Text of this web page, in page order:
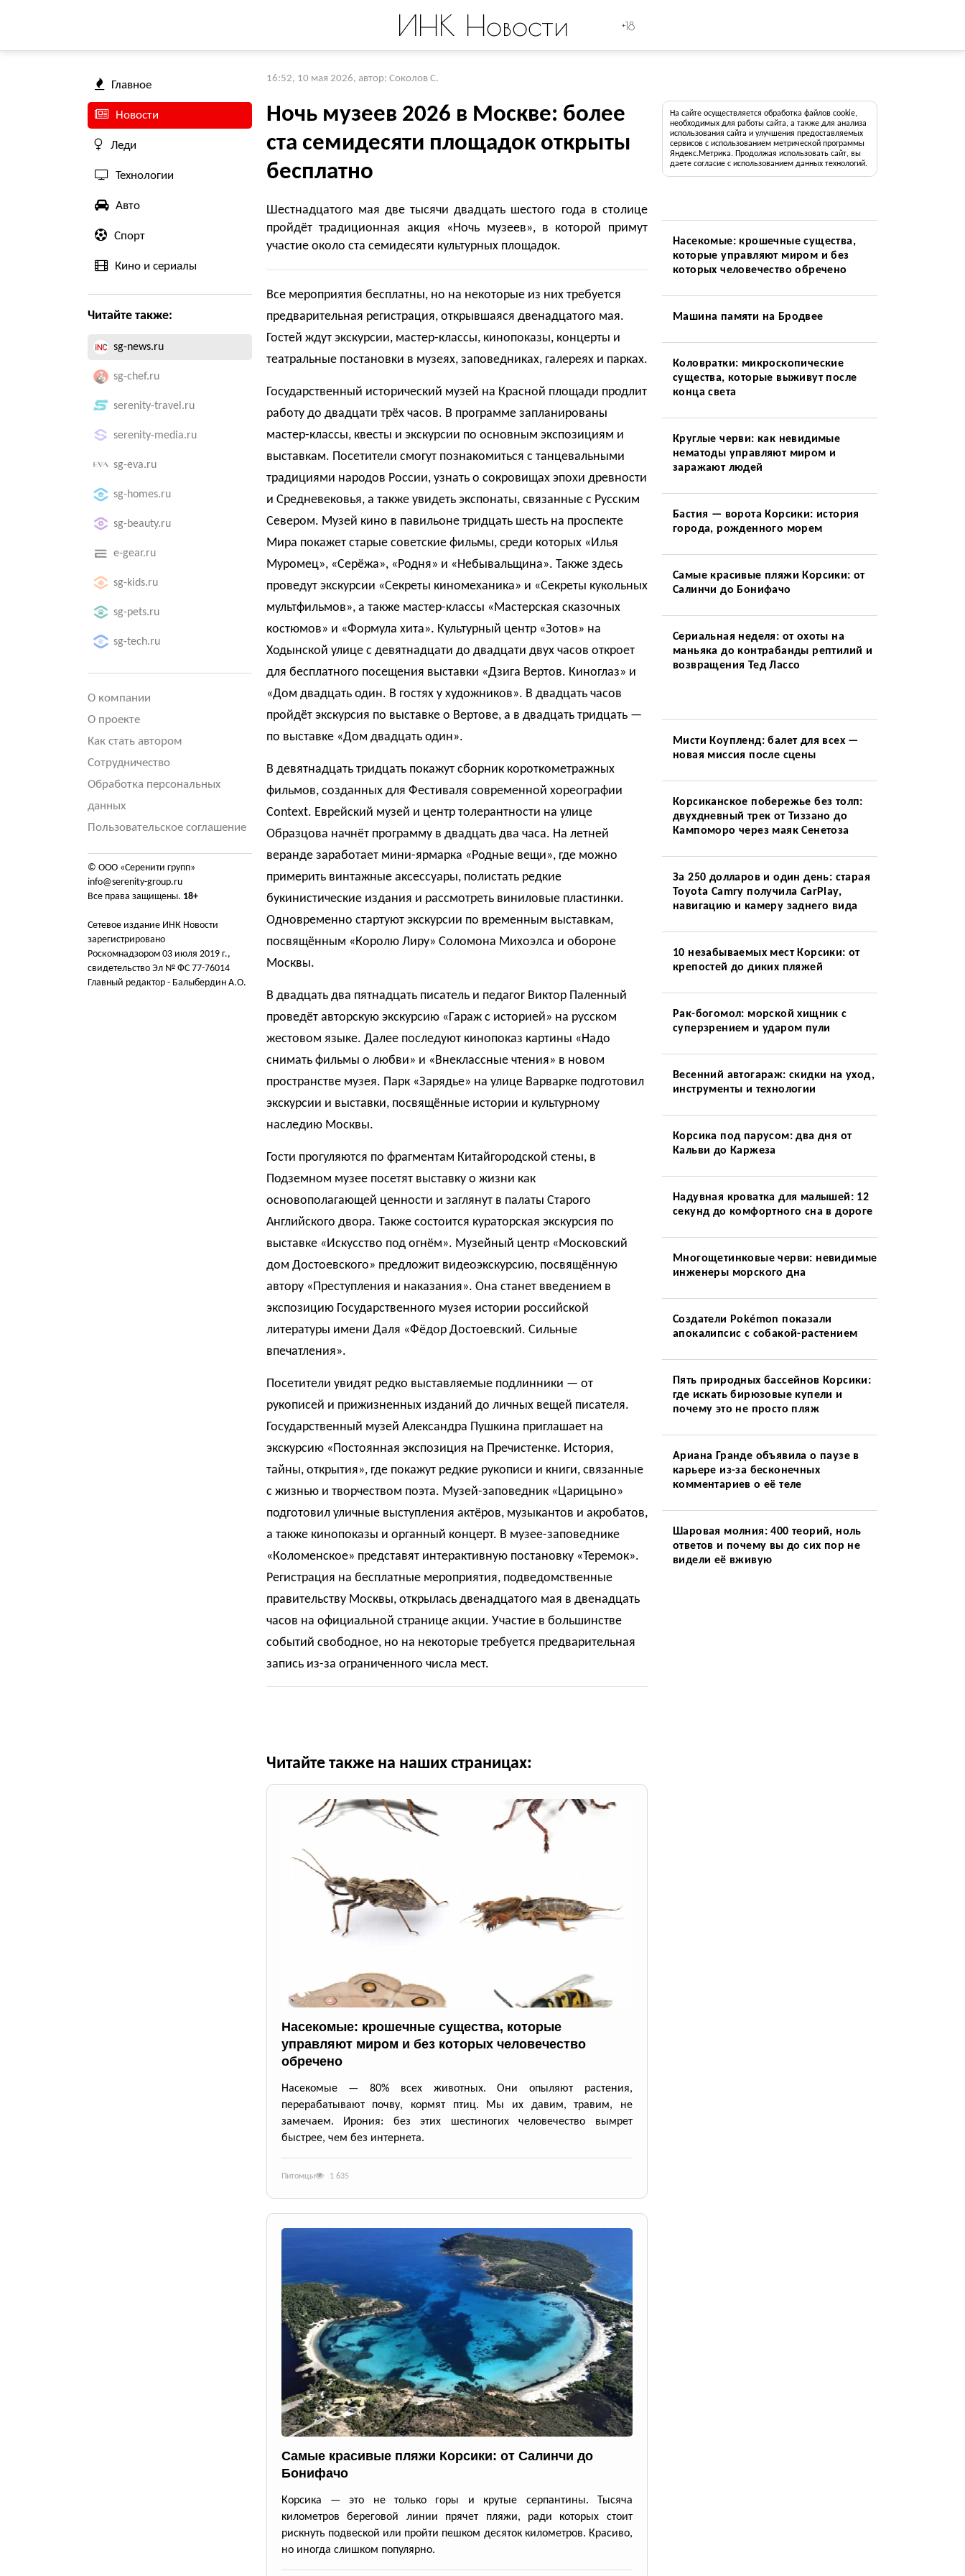
ИНК Новости +18
Главное
Новости
Леди
Технологии
Авто
Спорт
Кино и сериалы
Читайте также:
sg-news.ru
sg-chef.ru
serenity-travel.ru
serenity-media.ru
sg-eva.ru
sg-homes.ru
sg-beauty.ru
e-gear.ru
sg-kids.ru
sg-pets.ru
sg-tech.ru
О компании
О проекте
Как стать автором
Сотрудничество
Обработка персональных
данных
Пользовательское соглашение
© ООО «Серенити групп»
info@serenity-group.ru
Все права защищены. 18+
Сетевое издание ИНК Новости
зарегистрировано
Роскомнадзором 03 июля 2019 г.,
свидетельство Эл № ФС 77-76014
Главный редактор - Балыбердин А.О.
16:52, 10 мая 2026, автор: Соколов С.
Ночь музеев 2026 в Москве: более
ста семидесяти площадок открыты
бесплатно
Шестнадцатого мая две тысячи двадцать шестого года в столице
пройдёт традиционная акция «Ночь музеев», в которой примут
участие около ста семидесяти культурных площадок.
Все мероприятия бесплатны, но на некоторые из них требуется
предварительная регистрация, открывшаяся двенадцатого мая.
Гостей ждут экскурсии, мастер-классы, кинопоказы, концерты и
театральные постановки в музеях, заповедниках, галереях и парках.
Государственный исторический музей на Красной площади продлит
работу до двадцати трёх часов. В программе запланированы
мастер-классы, квесты и экскурсии по основным экспозициям и
выставкам. Посетители смогут познакомиться с танцевальными
традициями народов России, узнать о сокровищах эпохи древности
и Средневековья, а также увидеть экспонаты, связанные с Русским
Севером. Музей кино в павильоне тридцать шесть на проспекте
Мира покажет старые советские фильмы, среди которых «Илья
Муромец», «Серёжа», «Родня» и «Небывальщина». Также здесь
проведут экскурсии «Секреты киномеханика» и «Секреты кукольных
мультфильмов», а также мастер-классы «Мастерская сказочных
костюмов» и «Формула хита». Культурный центр «Зотов» на
Ходынской улице с девятнадцати до двадцати двух часов откроет
для бесплатного посещения выставки «Дзига Вертов. Киноглаз» и
«Дом двадцать один. В гостях у художников». В двадцать часов
пройдёт экскурсия по выставке о Вертове, а в двадцать тридцать —
по выставке «Дом двадцать один».
В девятнадцать тридцать покажут сборник короткометражных
фильмов, созданных для Фестиваля современной хореографии
Context. Еврейский музей и центр толерантности на улице
Образцова начнёт программу в двадцать два часа. На летней
веранде заработает мини-ярмарка «Родные вещи», где можно
примерить винтажные аксессуары, полистать редкие
букинистические издания и рассмотреть виниловые пластинки.
Одновременно стартуют экскурсии по временным выставкам,
посвящённым «Королю Лиру» Соломона Михоэлса и обороне
Москвы.
В двадцать два пятнадцать писатель и педагог Виктор Паленный
проведёт авторскую экскурсию «Гараж с историей» на русском
жестовом языке. Далее последуют кинопоказ картины «Надо
снимать фильмы о любви» и «Внеклассные чтения» в новом
пространстве музея. Парк «Зарядье» на улице Варварке подготовил
экскурсии и выставки, посвящённые истории и культурному
наследию Москвы.
Гости прогуляются по фрагментам Китайгородской стены, в
Подземном музее посетят выставку о жизни как
основополагающей ценности и заглянут в палаты Старого
Английского двора. Также состоится кураторская экскурсия по
выставке «Искусство под огнём». Музейный центр «Московский
дом Достоевского» предложит видеоэкскурсию, посвящённую
автору «Преступления и наказания». Она станет введением в
экспозицию Государственного музея истории российской
литературы имени Даля «Фёдор Достоевский. Сильные
впечатления».
Посетители увидят редко выставляемые подлинники — от
рукописей и прижизненных изданий до личных вещей писателя.
Государственный музей Александра Пушкина приглашает на
экскурсию «Постоянная экспозиция на Пречистенке. История,
тайны, открытия», где покажут редкие рукописи и книги, связанные
с жизнью и творчеством поэта. Музей-заповедник «Царицыно»
подготовил уличные выступления актёров, музыкантов и акробатов,
а также кинопоказы и органный концерт. В музее-заповеднике
«Коломенское» представят интерактивную постановку «Теремок».
Регистрация на бесплатные мероприятия, подведомственные
правительству Москвы, открылась двенадцатого мая в двенадцать
часов на официальной странице акции. Участие в большинстве
событий свободное, но на некоторые требуется предварительная
запись из-за ограниченного числа мест.
Читайте также на наших страницах:
Насекомые: крошечные существа, которые
управляют миром и без которых человечество
обречено
Насекомые — 80% всех животных. Они опыляют растения,
перерабатывают почву, кормят птиц. Мы их давим, травим, не
замечаем. Ирония: без этих шестиногих человечество вымрет
быстрее, чем без интернета.
Питомцы 1 635
Самые красивые пляжи Корсики: от Салинчи до
Бонифачо
Корсика — это не только горы и крутые серпантины. Тысяча
километров береговой линии прячет пляжи, ради которых стоит
рискнуть подвеской или пройти пешком десяток километров. Красиво,
но иногда слишком популярно.
На сайте осуществляется обработка файлов cookie,
необходимых для работы сайта, а также для анализа
использования сайта и улучшения предоставляемых
сервисов с использованием метрической программы
Яндекс.Метрика. Продолжая использовать сайт, вы
даете согласие с использованием данных технологий.
Насекомые: крошечные существа,
которые управляют миром и без
которых человечество обречено
Машина памяти на Бродвее
Коловратки: микроскопические
существа, которые выживут после
конца света
Круглые черви: как невидимые
нематоды управляют миром и
заражают людей
Бастия — ворота Корсики: история
города, рожденного морем
Самые красивые пляжи Корсики: от
Салинчи до Бонифачо
Сериальная неделя: от охоты на
маньяка до контрабанды рептилий и
возвращения Тед Лассо
Мисти Коупленд: балет для всех —
новая миссия после сцены
Корсиканское побережье без толп:
двухдневный трек от Тиззано до
Кампоморо через маяк Сенетоза
За 250 долларов и один день: старая
Toyota Camry получила CarPlay,
навигацию и камеру заднего вида
10 незабываемых мест Корсики: от
крепостей до диких пляжей
Рак-богомол: морской хищник с
суперзрением и ударом пули
Весенний автогараж: скидки на уход,
инструменты и технологии
Корсика под парусом: два дня от
Кальви до Каржеза
Надувная кроватка для малышей: 12
секунд до комфортного сна в дороге
Многощетинковые черви: невидимые
инженеры морского дна
Создатели Pokémon показали
апокалипсис с собакой-растением
Пять природных бассейнов Корсики:
где искать бирюзовые купели и
почему это не просто пляж
Ариана Гранде объявила о паузе в
карьере из-за бесконечных
комментариев о её теле
Шаровая молния: 400 теорий, ноль
ответов и почему вы до сих пор не
видели её вживую